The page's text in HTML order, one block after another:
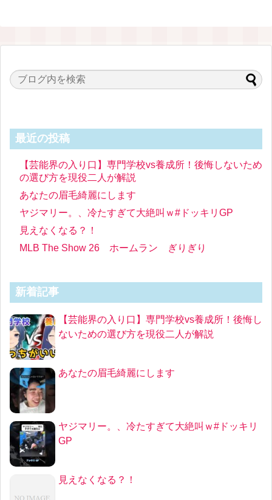
最近の投稿
【芸能界の入り口】専門学校vs養成所！後悔しないため
の選び方を現役二人が解説
あなたの眉毛綺麗にします
ヤジマリー。、冷たすぎて大絶叫ｗ#ドッキリGP
見えなくなる？！
MLB The Show 26 ホームラン ぎりぎり
新着記事
【芸能界の入り口】専門学校vs養成所！後悔し
ないための選び方を現役二人が解説
あなたの眉毛綺麗にします
ヤジマリー。、冷たすぎて大絶叫ｗ#ドッキリ
GP
見えなくなる？！